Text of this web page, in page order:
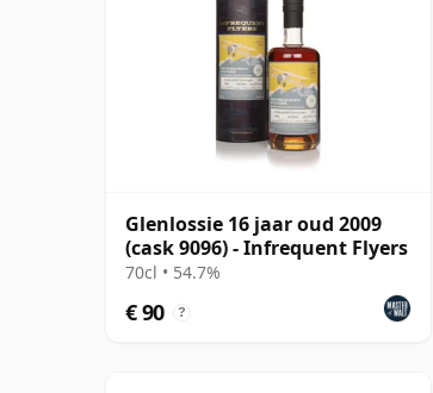
Glenlossie 16 jaar oud 2009
(cask 9096) - Infrequent Flyers
70cl • 54.7%
€ 90 ?